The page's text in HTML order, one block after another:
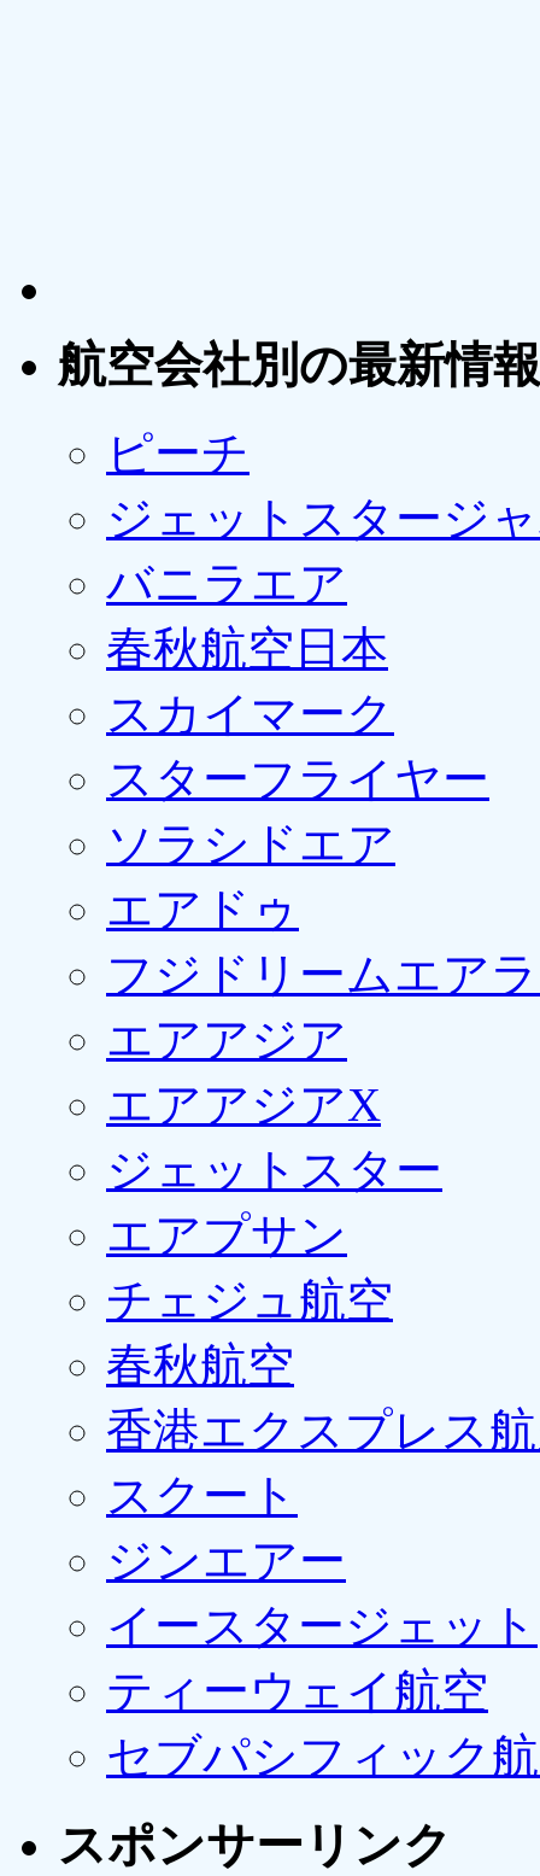
航空会社別の最新情報
ピーチ
ジェットスタージ
バニラエア
春秋航空日本
スカイマーク
スターフライヤー
ソラシドエア
エアドゥ
フジドリームエア
エアアジア
エアアジアX
ジェットスター
エアプサン
チェジュ航空
春秋航空
香港エクスプレス
スクート
ジンエアー
イースタージェット
ティーウェイ航空
セブパシフィック
スポンサーリンク